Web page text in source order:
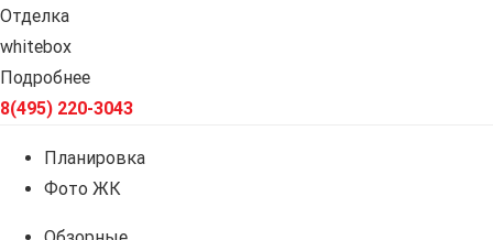
Отделка
whitebox
Подробнее
8(495) 220-3043
Планировка
Фото ЖК